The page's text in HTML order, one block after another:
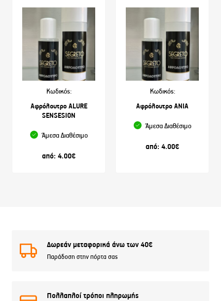
Κωδικός:
Αφρόλουτρο ALURE
SENSESION
Άμεσα Διαθέσιμο
από: 4.00€
Κωδικός:
Αφρόλουτρο ANIA
Άμεσα Διαθέσιμο
από: 4.00€
Δωρεάν μεταφορικά άνω των 40€
Παράδοση στην πόρτα σας
Πολλαπλοί τρόποι πληρωμής